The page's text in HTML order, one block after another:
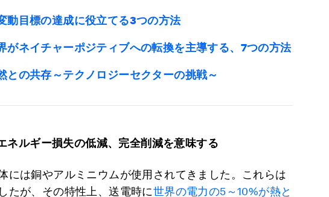
動目標の達成に役立てる3つの方法
がネイチャーポジティブへの転換を主導する、7つの方法
との共存～テクノロジーセクターの挑戦～
ネルギー損失の低減、完全削減を意味する
には銅やアルミニウムが使用されてきました。これらは
たが、その特性上、送電時に世界の電力の5～10%が熱と